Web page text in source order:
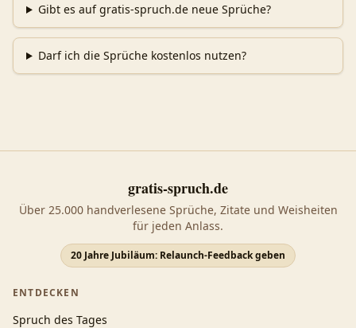
Gibt es auf gratis-spruch.de neue Sprüche?
Darf ich die Sprüche kostenlos nutzen?
gratis-spruch.de
Über 25.000 handverlesene Sprüche, Zitate und Weisheiten
für jeden Anlass.
20 Jahre Jubiläum: Relaunch-Feedback geben
ENTDECKEN
Spruch des Tages